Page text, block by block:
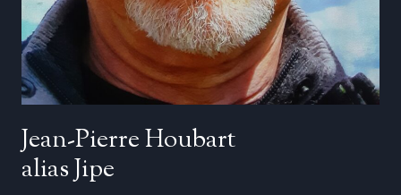
Jean-Pierre Houbart
alias Jipe